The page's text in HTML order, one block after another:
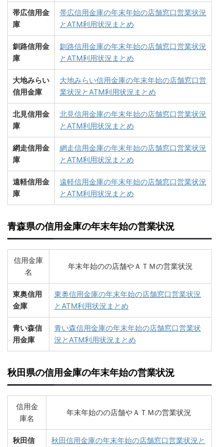
帯広信用金
庫
帯広信用金庫の年末年始の店舗窓口営業状況
とATM利用状況まとめ
釧路信用金
庫
釧路信用金庫の年末年始の店舗窓口営業状況
とATM利用状況まとめ
大地みらい
信用金庫
大地みらい信用金庫の年末年始の店舗窓口営
業状況とATM利用状況まとめ
北見信用金
庫
北見信用金庫の年末年始の店舗窓口営業状況
とATM利用状況まとめ
網走信用金
庫
網走信用金庫の年末年始の店舗窓口営業状況
とATM利用状況まとめ
遠軽信用金
庫
遠軽信用金庫の年末年始の店舗窓口営業状況
とATM利用状況まとめ
青森県の信用金庫の年末年始の営業状況
信用金庫
名
年末年始のの店舗やＡＴＭの営業状況
東奥信用
金庫
東奥信用金庫の年末年始の店舗窓口営業状況
とATM利用状況まとめ
青い森信
用金庫
青い森信用金庫の年末年始の店舗窓口営業状
況とATM利用状況まとめ
秋田県の信用金庫の年末年始の営業状況
信用金
庫名
年末年始のの店舗やＡＴＭの営業状況
秋田信
秋田信用金庫の年末年始の店舗窓口営業状況と